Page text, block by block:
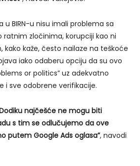
u BIRN-u nisu imali problema sa
ratnim zločinima, korupciji kao ni
kaže, često nailaze na teškoće
iako odaberu opciju da su ovo
or politics” uz adekvatno
i sve odobrene verifikacije.
najčešće ne mogu biti
s tim se odlučujemo da ove
putem Google Ads oglasa”, navodi